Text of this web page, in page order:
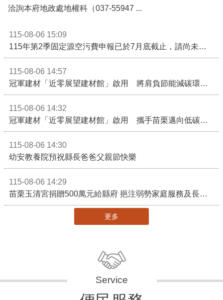
洽詢本府地政處地權科（037-55947 ...
115-08-06 15:09
115年第2季固定源空污費申報已於7月底截止，請尚未申報公私場所儘速完成申繳，以免面臨滯納金及罰鍰!
115-08-06 14:57
冠軍建材「近零展望建材館」啟用 將肩負節能減碳環境教育重任
115-08-06 14:32
冠軍建材「近零展望建材館」啟用 攜手苗栗邁向低碳建築新未來
115-08-06 14:30
幼安教養院預祝縣長爸爸父親節快樂
115-08-06 14:29
苗栗玉清宮捐贈500萬元給縣府 挹注弱勢家庭服務及長照醫療資源
更多